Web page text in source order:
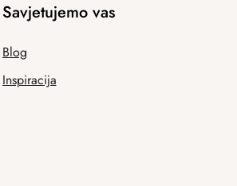
Savjetujemo vas
Blog
Inspiracija